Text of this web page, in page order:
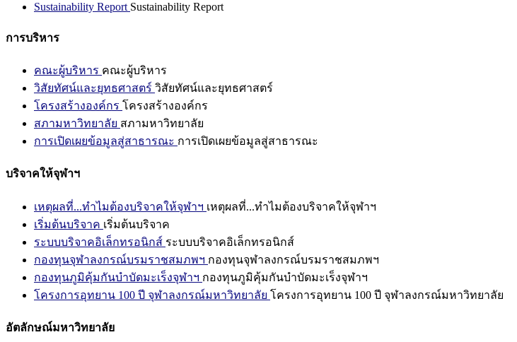
Sustainability Report Sustainability Report
การบริหาร
คณะผู้บริหาร คณะผู้บริหาร
วิสัยทัศน์และยุทธศาสตร์ วิสัยทัศน์และยุทธศาสตร์
โครงสร้างองค์กร โครงสร้างองค์กร
สภามหาวิทยาลัย สภามหาวิทยาลัย
การเปิดเผยข้อมูลสู่สาธารณะ การเปิดเผยข้อมูลสู่สาธารณะ
บริจาคให้จุฬาฯ
เหตุผลที่...ทำไมต้องบริจาคให้จุฬาฯ เหตุผลที่...ทำไมต้องบริจาคให้จุฬาฯ
เริ่มต้นบริจาค เริ่มต้นบริจาค
ระบบบริจาคอิเล็กทรอนิกส์ ระบบบริจาคอิเล็กทรอนิกส์
กองทุนจุฬาลงกรณ์บรมราชสมภพฯ กองทุนจุฬาลงกรณ์บรมราชสมภพฯ
กองทุนภูมิคุ้มกันบำบัดมะเร็งจุฬาฯ กองทุนภูมิคุ้มกันบำบัดมะเร็งจุฬาฯ
โครงการอุทยาน 100 ปี จุฬาลงกรณ์มหาวิทยาลัย โครงการอุทยาน 100 ปี จุฬาลงกรณ์มหาวิทยาลัย
อัตลักษณ์มหาวิทยาลัย